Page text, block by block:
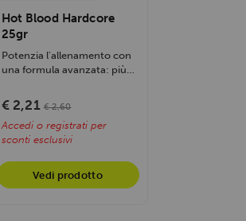
Hot Blood Hardcore
25gr
Potenzia l'allenamento con
una formula avanzata: più
€ 2,21 € 2,60
Accedi o registrati per
sconti esclusivi
Vedi prodotto